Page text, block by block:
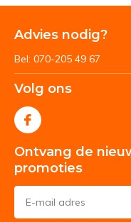
Advies nodig?
Bel: 070-205 49 67
Volg ons
Ontvang de
promoties